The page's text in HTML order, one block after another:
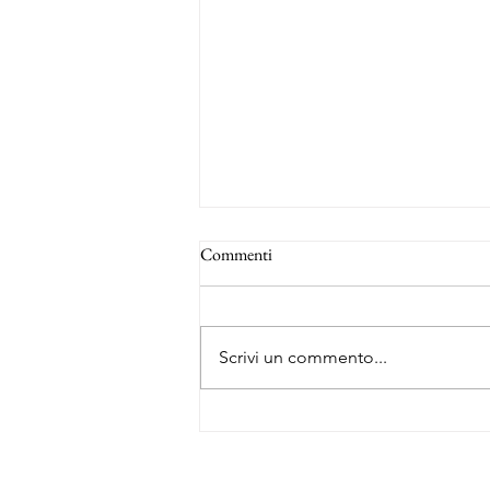
Commenti
Scrivi un commento...